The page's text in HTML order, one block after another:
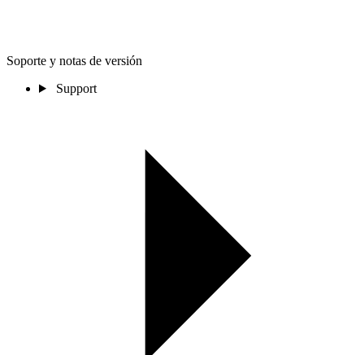
Soporte y notas de versión
Support